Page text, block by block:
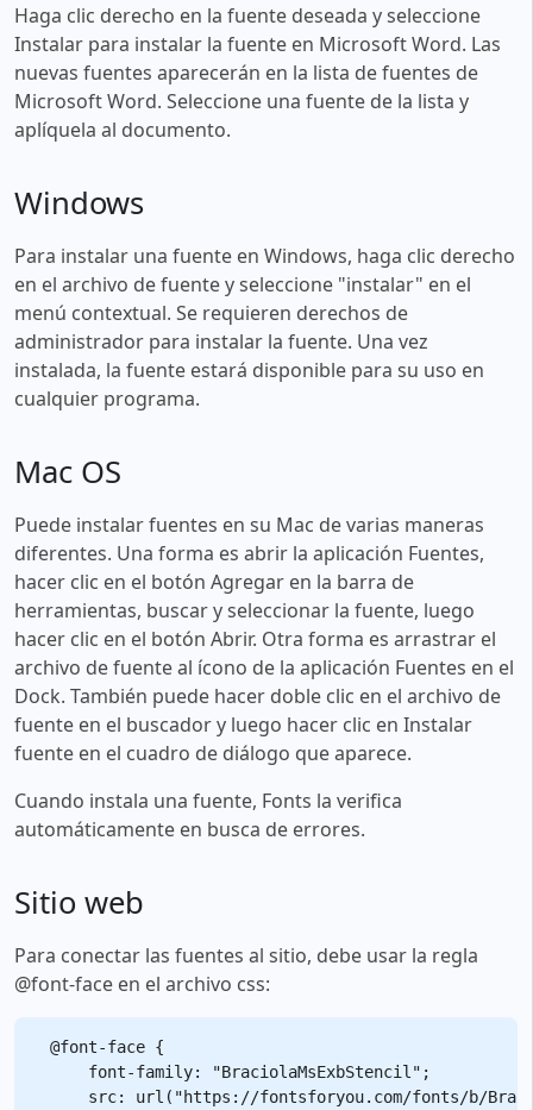
Haga clic derecho en la fuente deseada y seleccione
Instalar para instalar la fuente en Microsoft Word. Las
nuevas fuentes aparecerán en la lista de fuentes de
Microsoft Word. Seleccione una fuente de la lista y
aplíquela al documento.
Windows
Para instalar una fuente en Windows, haga clic derecho
en el archivo de fuente y seleccione "instalar" en el
menú contextual. Se requieren derechos de
administrador para instalar la fuente. Una vez
instalada, la fuente estará disponible para su uso en
cualquier programa.
Mac OS
Puede instalar fuentes en su Mac de varias maneras
diferentes. Una forma es abrir la aplicación Fuentes,
hacer clic en el botón Agregar en la barra de
herramientas, buscar y seleccionar la fuente, luego
hacer clic en el botón Abrir. Otra forma es arrastrar el
archivo de fuente al ícono de la aplicación Fuentes en el
Dock. También puede hacer doble clic en el archivo de
fuente en el buscador y luego hacer clic en Instalar
fuente en el cuadro de diálogo que aparece.
Cuando instala una fuente, Fonts la verifica
automáticamente en busca de errores.
Sitio web
Para conectar las fuentes al sitio, debe usar la regla
@font-face en el archivo css:
@font-face {
    font-family: "BraciolaMsExbStencil";
src: url("https://fontsforyou.com/fonts/b/